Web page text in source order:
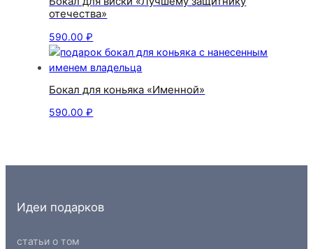
отечества»
590.00₽
Бокал для коньяка «Именной»
590.00₽
Идеи подарков
статьи о том